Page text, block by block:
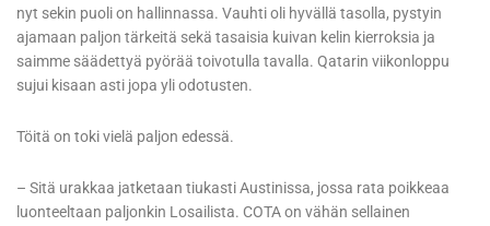
nyt sekin puoli on hallinnassa. Vauhti oli hyvällä tasolla, pystyin
ajamaan paljon tärkeitä sekä tasaisia kuivan kelin kierroksia ja
saimme säädettyä pyörää toivotulla tavalla. Qatarin viikonloppu
sujui kisaan asti jopa yli odotusten.
Töitä on toki vielä paljon edessä.
– Sitä urakkaa jatketaan tiukasti Austinissa, jossa rata poikkeaa
luonteeltaan paljonkin Losailista. COTA on vähän sellainen